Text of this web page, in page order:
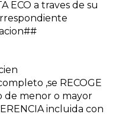
ECO a traves de su
,se RECOGE
de menor o mayor
incluida con